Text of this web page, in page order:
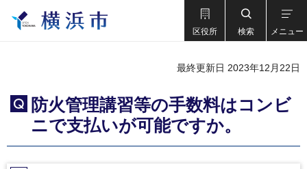
区役所 検索 メニュー
最終更新日 2023年12月22日
Q
防火管理講習等の手数料はコンビ
ニで支払いが可能ですか。